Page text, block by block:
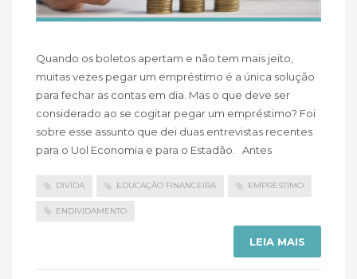
Quando os boletos apertam e não tem mais jeito,
muitas vezes pegar um empréstimo é a única solução
para fechar as contas em dia. Mas o que deve ser
considerado ao se cogitar pegar um empréstimo? Foi
sobre esse assunto que dei duas entrevistas recentes
para o Uol Economia e para o Estadão. Antes
DIVIDA EDUCAÇÃO FINANCEIRA EMPRESTIMO
ENDIVIDAMENTO
LEIA MAIS